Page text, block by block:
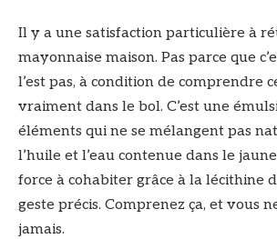
Il y a une satisfaction particulière à
mayonnaise maison. Pas parce que
l’est pas, à condition de comprendre
vraiment dans le bol. C’est une
éléments qui ne se mélangent pas
l’huile et l’eau contenue dans le jaune
force à cohabiter grâce à la lécithine
geste précis. Comprenez ça, et vous
jamais.